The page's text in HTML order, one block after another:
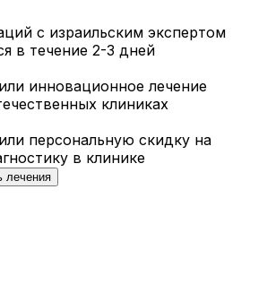
с израильским экспертом
в течение 2-3 дней
инновационное лечение
клиниках
персональную скидку на
в клинике
лечения